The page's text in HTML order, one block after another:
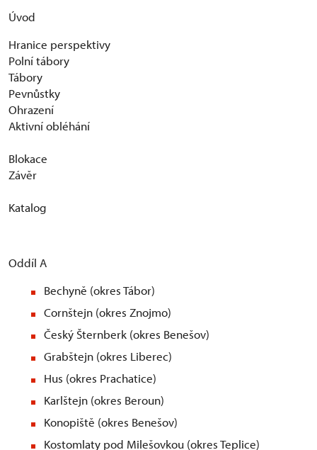
Úvod
Hranice perspektivy
Polní tábory
Tábory
Pevnůstky
Ohrazení
Aktivní obléhání
Blokace
Závěr
Katalog
Oddíl A
Bechyně (okres Tábor)
Cornštejn (okres Znojmo)
Český Šternberk (okres Benešov)
Grabštejn (okres Liberec)
Hus (okres Prachatice)
Karlštejn (okres Beroun)
Konopiště (okres Benešov)
Kostomlaty pod Milešovkou (okres Teplice)